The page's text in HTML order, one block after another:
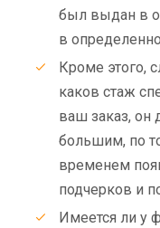
был выдан в
в
Кроме этого,
каков стаж
ваш заказ, он
большим, по
временем
подчерков и
Имеется ли у